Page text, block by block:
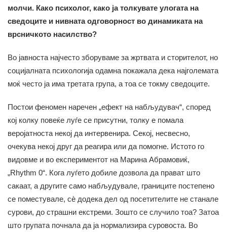
молчи. Како психолог, како ја толкувате улогата на
сведоците и нивната одговорност во динамиката на
врсничкото насилство?
Во јавноста најчесто зборуваме за жртвата и сторителот, но
социјалната психологија одамна покажала дека најголемата
моќ често ја има третата група, а тоа се токму сведоците.
Постои феномен наречен „ефект на набљудувач“, според
кој колку повеќе луѓе се присутни, толку е помала
веројатноста некој да интервенира. Секој, несвесно,
очекува некој друг да реагира или да помогне. Истото го
видовме и во експериментот на Марина Абрамовиќ,
„Rhythm 0“. Кога луѓето добиле дозвола да прават што
сакаат, а другите само набљудувале, границите постепено
се поместувале, сè додека дел од посетителите не станале
сурови, до страшни екстреми. Зошто се случило тоа? Затоа
што групата почнала да ја нормализира суровоста. Во